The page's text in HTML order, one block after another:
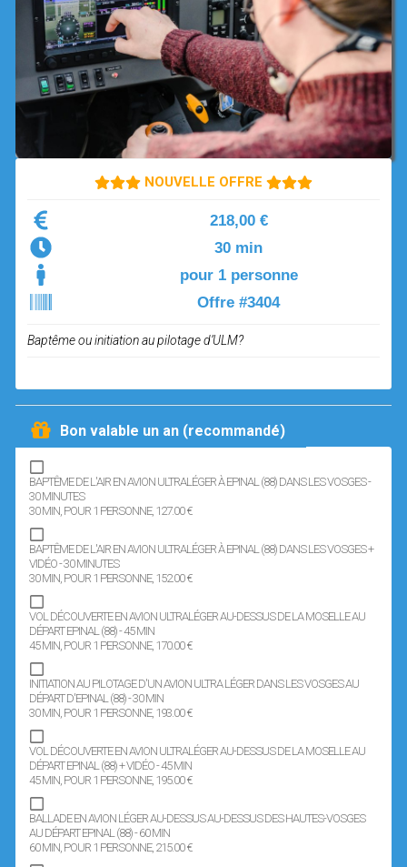
OPEN SUBMENU (SIMULATEUR)
SIMULATEUR
OPEN SUBMENU (DRÔNE)
DRÔNE
NOUVELLE OFFRE
218,00 €
30 min
pour 1 personne
Offre #3404
Baptême ou initiation au pilotage d’ULM?
Bon valable un an (recommandé)
BAPTÊME DE L'AIR EN AVION ULTRALÉGER À EPINAL (88) DANS LES VOSGES -
30 MINUTES
30 MIN, POUR 1 PERSONNE, 127.00 €
BAPTÊME DE L'AIR EN AVION ULTRALÉGER À EPINAL (88) DANS LES VOSGES +
VIDÉO - 30 MINUTES
30 MIN, POUR 1 PERSONNE, 152.00 €
VOL DÉCOUVERTE EN AVION ULTRALÉGER AU-DESSUS DE LA MOSELLE AU
DÉPART EPINAL (88) - 45 MIN
45 MIN, POUR 1 PERSONNE, 170.00 €
INITIATION AU PILOTAGE D'UN AVION ULTRA LÉGER DANS LES VOSGES AU
DÉPART D'EPINAL (88) - 30 MIN
30 MIN, POUR 1 PERSONNE, 193.00 €
VOL DÉCOUVERTE EN AVION ULTRALÉGER AU-DESSUS DE LA MOSELLE AU
DÉPART EPINAL (88) + VIDÉO - 45 MIN
45 MIN, POUR 1 PERSONNE, 195.00 €
BALLADE EN AVION LÉGER AU-DESSUS AU-DESSUS DES HAUTES-VOSGES
AU DÉPART EPINAL (88) - 60 MIN
60 MIN, POUR 1 PERSONNE, 215.00 €